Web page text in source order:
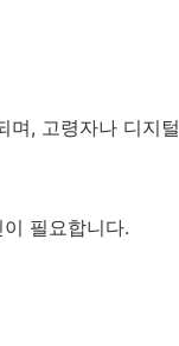
며, 고령자나 디지털
필요합니다.